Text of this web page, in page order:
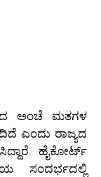
ಅಂಚೆ ಮತಗಳ
ಎಂದು ರಾಜ್ಯದ
ಹೈಕೋರ್ಟ್
ಸಂದರ್ಭದಲ್ಲಿ